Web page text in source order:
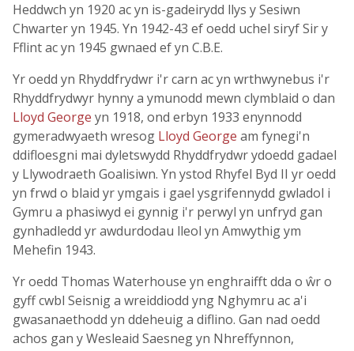
Heddwch yn 1920 ac yn is-gadeirydd llys y Sesiwn
Chwarter yn 1945. Yn 1942-43 ef oedd uchel siryf Sir y
Fflint ac yn 1945 gwnaed ef yn C.B.E.
Yr oedd yn Rhyddfrydwr i'r carn ac yn wrthwynebus i'r
Rhyddfrydwyr hynny a ymunodd mewn clymblaid o dan
Lloyd George yn 1918, ond erbyn 1933 enynnodd
gymeradwyaeth wresog Lloyd George am fynegi'n
ddifloesgni mai dyletswydd Rhyddfrydwr ydoedd gadael
y Llywodraeth Goalisiwn. Yn ystod Rhyfel Byd II yr oedd
yn frwd o blaid yr ymgais i gael ysgrifennydd gwladol i
Gymru a phasiwyd ei gynnig i'r perwyl yn unfryd gan
gynhadledd yr awdurdodau lleol yn Amwythig ym
Mehefin 1943.
Yr oedd Thomas Waterhouse yn enghraifft dda o ŵr o
gyff cwbl Seisnig a wreiddiodd yng Nghymru ac a'i
gwasanaethodd yn ddeheuig a diflino. Gan nad oedd
achos gan y Wesleaid Saesneg yn Nhreffynnon,